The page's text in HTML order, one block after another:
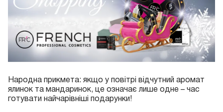
Народна прикмета: якщо у повітрі відчутний аромат
ялинок та мандаринок, це означає лише одне – час
готувати найчарівніші подарунки!